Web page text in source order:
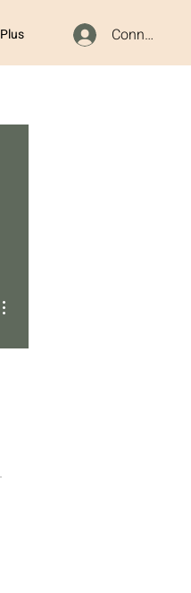
Plus Connexion